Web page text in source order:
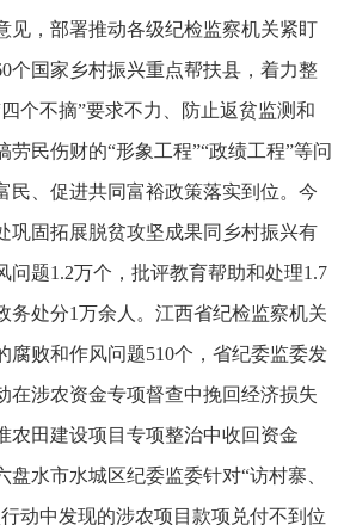
见，部署推动各级纪检监察机关紧盯
个国家乡村振兴重点帮扶县，着力整
个不摘”要求不力、防止返贫监测和
劳民伤财的“形象工程”“政绩工程”等问
民、促进共同富裕政策落实到位。今
巩固拓展脱贫攻坚成果同乡村振兴有
问题1.2万个，批评教育帮助和处理1.7
务处分1万余人。江西省纪检监察机关
腐败和作风问题510个，省纪委监委发
在涉农资金专项督查中挽回经济损失
农田建设项目专项整治中收回资金
盘水市水城区纪委监委针对“访村寨、
动中发现的涉农项目款项兑付不到位